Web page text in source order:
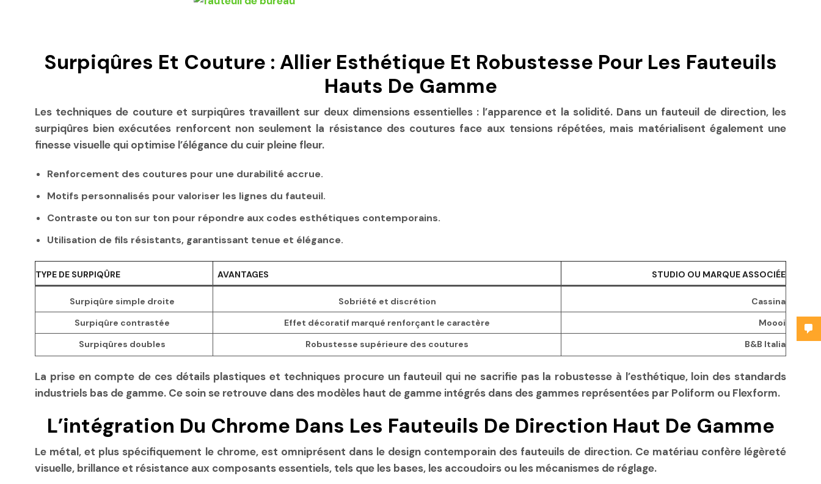
Surpiqûres Et Couture : Allier Esthétique Et Robustesse Pour Les Fauteuils
Hauts De Gamme
Les techniques de couture et surpiqûres travaillent sur deux dimensions essentielles : l’apparence et la solidité. Dans un fauteuil de direction, les
surpiqûres bien exécutées renforcent non seulement la résistance des coutures face aux tensions répétées, mais matérialisent également une
finesse visuelle qui optimise l’élégance du cuir pleine fleur.
Renforcement des coutures pour une durabilité accrue.
Motifs personnalisés pour valoriser les lignes du fauteuil.
Contraste ou ton sur ton pour répondre aux codes esthétiques contemporains.
Utilisation de fils résistants, garantissant tenue et élégance.
TYPE DE SURPIQÛRE AVANTAGES STUDIO OU MARQUE ASSOCIÉE
Surpiqûre simple droite Sobriété et discrétion
Cassina
Surpiqûre contrastée
Effet décoratif marqué renforçant le caractère
Moooi
Surpiqûres doubles
Robustesse supérieure des coutures B&B Italia
La prise en compte de ces détails plastiques et techniques procure un fauteuil qui ne sacrifie pas la robustesse à l’esthétique, loin des standards
industriels bas de gamme. Ce soin se retrouve dans des modèles haut de gamme intégrés dans des gammes représentées par Poliform ou Flexform.
L’intégration Du Chrome Dans Les Fauteuils De Direction Haut De Gamme
Le métal, et plus spécifiquement le chrome, est omniprésent dans le design contemporain des fauteuils de direction. Ce matériau confère légèreté
visuelle, brillance et résistance aux composants essentiels, tels que les bases, les accoudoirs ou les mécanismes de réglage.